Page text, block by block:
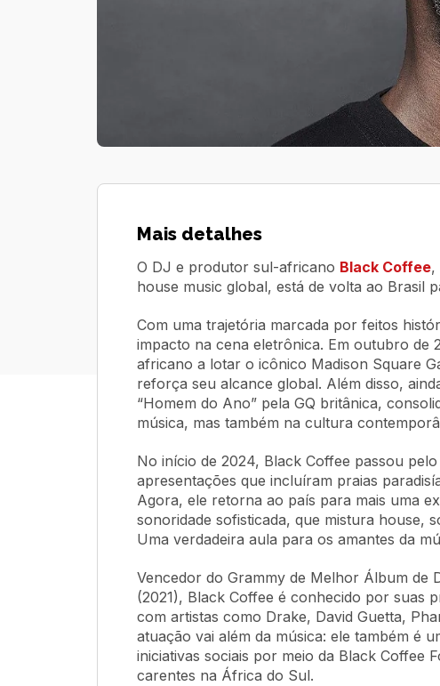
Mais detalhes
O DJ e produtor sul-africano Black Coffee,
house music global, está de volta ao Brasil
Com uma trajetória marcada por feitos
impacto na cena eletrônica. Em outubro de
africano a lotar o icônico Madison Square
reforça seu alcance global. Além disso,
“Homem do Ano” pela GQ britânica,
música, mas também na cultura
No início de 2024, Black Coffee passou
apresentações que incluíram praias
Agora, ele retorna ao país para mais uma
sonoridade sofisticada, que mistura house,
Uma verdadeira aula para os amantes da
Vencedor do Grammy de Melhor Álbum de
(2021), Black Coffee é conhecido por suas
com artistas como Drake, David Guetta,
atuação vai além da música: ele também é
iniciativas sociais por meio da Black Coffee
carentes na África do Sul.